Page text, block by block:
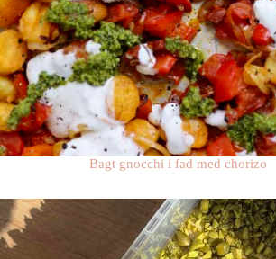
Bagt gnocchi i fad med chorizo